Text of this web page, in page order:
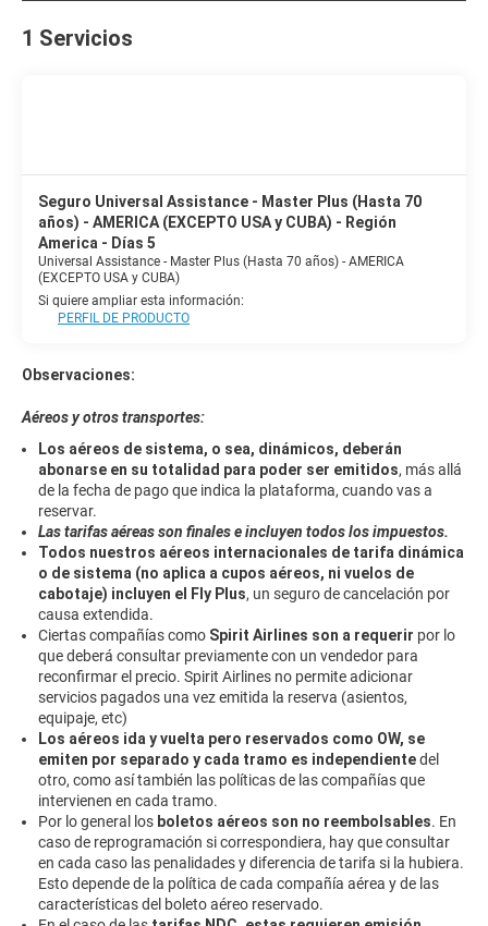
1 Servicios
Seguro Universal Assistance - Master Plus (Hasta 70
años) - AMERICA (EXCEPTO USA y CUBA) - Región
America - Días 5
Universal Assistance - Master Plus (Hasta 70 años) - AMERICA
(EXCEPTO USA y CUBA)
Si quiere ampliar esta información:
PERFIL DE PRODUCTO
Observaciones:
Aéreos y otros transportes:
Los aéreos de sistema, o sea, dinámicos, deberán
abonarse en su totalidad para poder ser emitidos, más allá
de la fecha de pago que indica la plataforma, cuando vas a
reservar.
Las tarifas aéreas son finales e incluyen todos los impuestos.
Todos nuestros aéreos internacionales de tarifa dinámica
o de sistema (no aplica a cupos aéreos, ni vuelos de
cabotaje) incluyen el Fly Plus, un seguro de cancelación por
causa extendida.
Ciertas compañías como Spirit Airlines son a requerir por lo
que deberá consultar previamente con un vendedor para
reconfirmar el precio. Spirit Airlines no permite adicionar
servicios pagados una vez emitida la reserva (asientos,
equipaje, etc)
Los aéreos ida y vuelta pero reservados como OW, se
emiten por separado y cada tramo es independientedel
otro, como así también las políticas de las compañías que
intervienen en cada tramo.
Por lo general los boletos aéreos son no reembolsables. En
caso de reprogramación si correspondiera, hay que consultar
en cada caso las penalidades y diferencia de tarifa si la hubiera.
Esto depende de la política de cada compañía aérea y de las
características del boleto aéreo reservado.